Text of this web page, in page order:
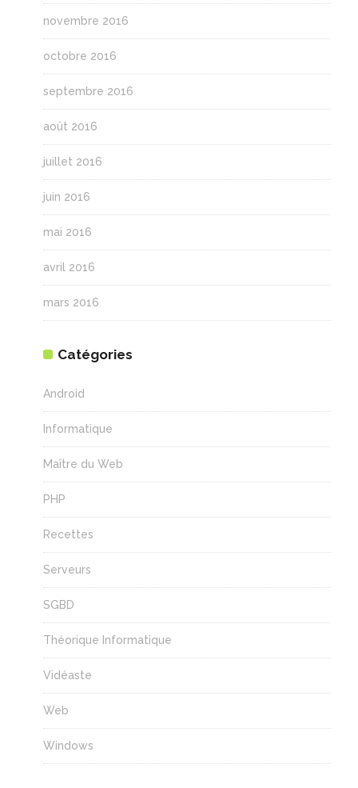
novembre 2016
octobre 2016
septembre 2016
août 2016
juillet 2016
juin 2016
mai 2016
avril 2016
mars 2016
Catégories
Android
Informatique
Maître du Web
PHP
Recettes
Serveurs
SGBD
Théorique Informatique
Vidéaste
Web
Windows